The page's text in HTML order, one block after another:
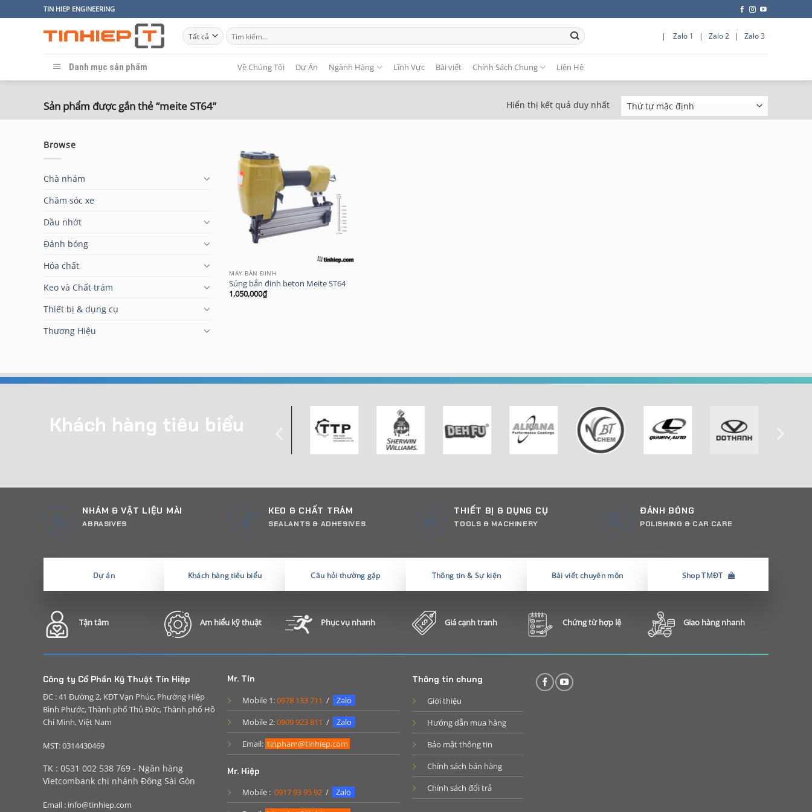
qua
TIN HIEP ENGINEERING
Tìm
kiếm:
| Zalo 1 | Zalo 2 | Zalo 3
Danh mục sản phẩm Về Chúng Tôi Dự Án Ngành Hàng Lĩnh Vực Bài viết Chính Sách Chung Liên Hệ
Sản phẩm được gắn thẻ “meite ST64” Hiển thị kết quả duy nhất
Browse
Chà nhám
Chăm sóc xe
Dầu nhớt
Đánh bóng
Hóa chất
Keo và Chất trám
Thiết bị & dụng cụ
Thương Hiệu
MÁY BẮN ĐINH
Súng bắn đinh beton Meite ST64
1,050,000₫
Khách hàng tiêu biểu
NHÁM & VẬT LIỆU MÀI
ABRASIVES
KEO & CHẤT TRÁM
SEALANTS & ADHESIVES
THIẾT BỊ & DỤNG CỤ
TOOLS & MACHINERY
ĐÁNH BÓNG
POLISHING & CAR CARE
Dự án Khách hàng tiêu biểu Câu hỏi thường gặp Thông tin & Sự kiện Bài viết chuyên môn Shop TMĐT
Tận tâm Am hiểu kỹ thuật Phục vụ nhanh Giá cạnh tranh Chứng từ hợp lệ Giao hàng nhanh
Công ty Cổ Phần Kỹ Thuật Tín Hiệp
ĐC : 41 Đường 2, KĐT Vạn Phúc, Phường Hiệp
Bình Phước, Thành phố Thủ Đức, Thành phố Hồ
Chí Minh, Việt Nam
MST: 0314430469
TK : 0531 002 538 769 - Ngân hàng
Vietcombank chi nhánh Đông Sài Gòn
Email : info@tinhiep.com
Mr. Tín
Mobile 1:0978 133 711 /
Zalo
Mobile 2:0909 923 811 /
Zalo
Email: tinpham@tinhiep.com
Mr. Hiệp
Mobile :0917 93 95 92 /
Zalo
Thông tin chung
Giới thiệu
Hướng dẫn mua hàng
Bảo mật thông tin
Chính sách bán hàng
Chính sách đổi trả